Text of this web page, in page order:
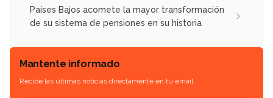
Países Bajos acomete la mayor transformación
de su sistema de pensiones en su historia
Mantente informado
Recibe las últimas noticias directamente en tu email.